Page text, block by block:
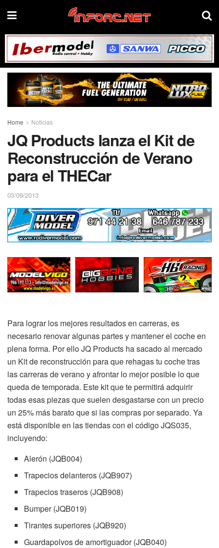
Home Noticias
JQ Products lanza el Kit de
Reconstrucción de Verano
para el THECar
03/09/2013
Para lograr los mejores resultados en carreras, es
necesario renovar algunas partes y mantener el coche en
plena forma. Por ello JQ Products ha sacado al mercado
un Kit de reconstrucción para que rehagas tu coche tras
las carreras de verano y afrontar lo mejor posible lo que
queda de temporada. Este kit que te permitirá adquirir
todas esas piezas que suelen desgastarse con un precio
un 25% más barato que si las compras por separado. Ya
está disponible en las tiendas con el código JQS035,
incluyendo:
Alerón (JQB004)
Trapecios delanteros (JQB907)
Trapecios traseros (JQB908)
Bumper (JQB019)
Tirantes superiores (JQB920)
Guardapolvos de amortiguador (JQB040)